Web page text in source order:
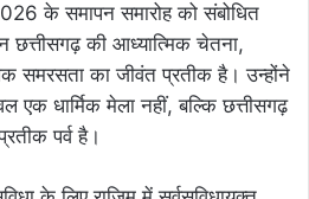
के समापन समारोह को संबोधित
की आध्यात्मिक चेतना,
समरसता का जीवंत प्रतीक है। उन्होंने
धार्मिक मेला नहीं, बल्कि छत्तीसगढ़
पर्व है।